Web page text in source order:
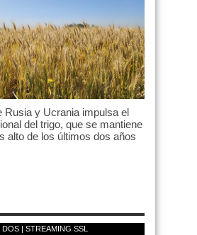
Rusia y Ucrania impulsa el
del trigo, que se mantiene
alto de los últimos dos años